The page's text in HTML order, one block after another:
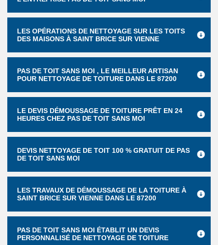
LES OPÉRATIONS DE NETTOYAGE SUR LES TOITS
DES MAISONS À SAINT BRICE SUR VIENNE
PAS DE TOIT SANS MOI , LE MEILLEUR ARTISAN
POUR NETTOYAGE DE TOITURE DANS LE 87200
LE DEVIS DÉMOUSSAGE DE TOITURE PRÊT EN 24
HEURES CHEZ PAS DE TOIT SANS MOI
DEVIS NETTOYAGE DE TOIT 100 % GRATUIT DE PAS
DE TOIT SANS MOI
LES TRAVAUX DE DÉMOUSSAGE DE LA TOITURE À
SAINT BRICE SUR VIENNE DANS LE 87200
PAS DE TOIT SANS MOI ÉTABLIT UN DEVIS
PERSONNALISÉ DE NETTOYAGE DE TOITURE